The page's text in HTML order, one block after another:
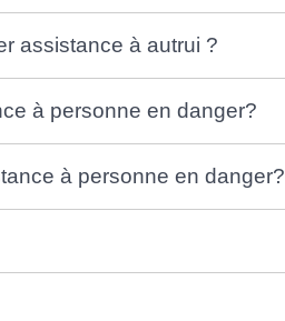
assistance à autrui ?
à personne en danger?
à personne en danger?